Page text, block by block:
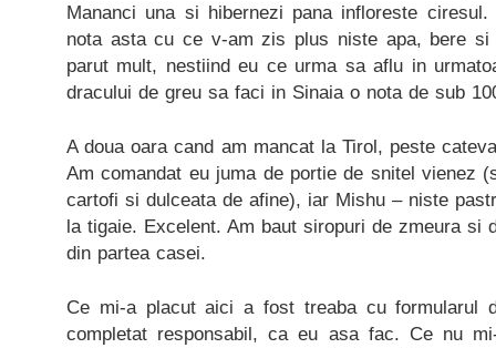
Mananci una si hibernezi pana infloreste
nota asta cu ce v-am zis plus niste apa, bere
parut mult, nestiind eu ce urma sa aflu in
dracului de greu sa faci in Sinaia o nota de sub
A doua oara cand am mancat la Tirol, peste
Am comandat eu juma de portie de snitel vienez
cartofi si dulceata de afine), iar Mishu – niste
la tigaie. Excelent. Am baut siropuri de zmeura si
din partea casei.
Ce mi-a placut aici a fost treaba cu formularul
completat responsabil, ca eu asa fac. Ce nu